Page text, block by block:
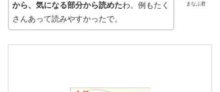
まなぶ君
から、気になる部分から読めたわ。例もたく
さんあって読みやすかったで。